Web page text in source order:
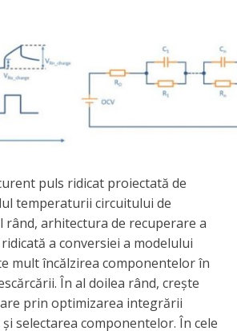
puls ridicat proiectată de
temperaturii circuitului de
rând, arhitectura de recuperare a
a conversiei a modelului
mult încălzirea componentelor în
În al doilea rând, crește
prin optimizarea integrării
selectarea componentelor. În cele